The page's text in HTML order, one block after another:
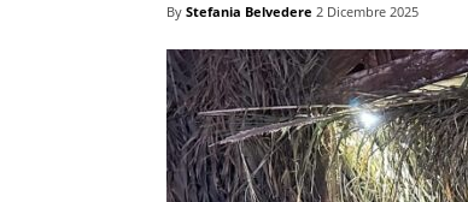
By Stefania Belvedere 2 Dicembre 2025